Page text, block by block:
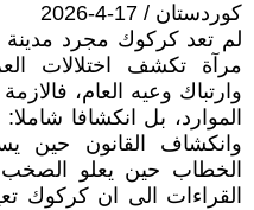
كوردستان / 17-4-2026
لم تعد كركوك مجرد مدينة
مرآة تكشف اختلالات
وارتباك وعيه العام،
الموارد، بل انكشافا
وانكشاف القانون حين
الخطاب حين يعلو
القراءات الى ان كركوك